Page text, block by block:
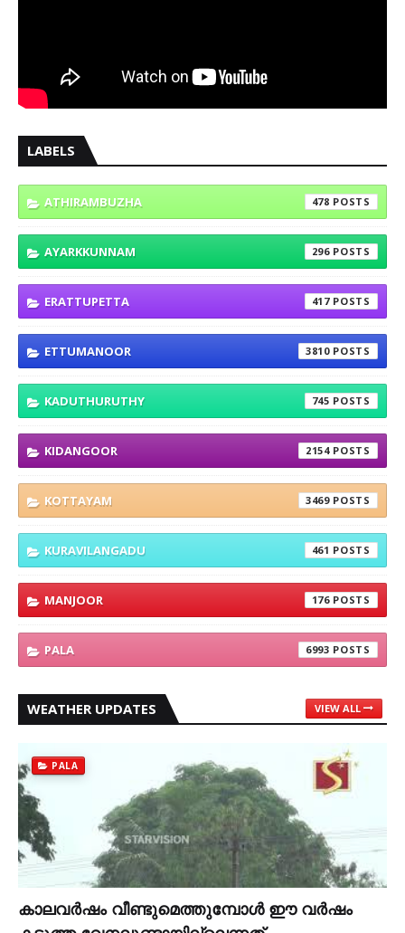
LABELS
ATHIRAMBUZHA 478
AYARKKUNNAM 296
ERATTUPETTA 417
ETTUMANOOR 3810
KADUTHURUTHY 745
KIDANGOOR 2154
KOTTAYAM 3469
KURAVILANGADU 461
MANJOOR 176
PALA 6993
WEATHER UPDATES VIEW ALL
PALA
കാലവര്‍ഷം വീണ്ടുമെത്തുമ്പോള്‍ ഈ വര്‍ഷം